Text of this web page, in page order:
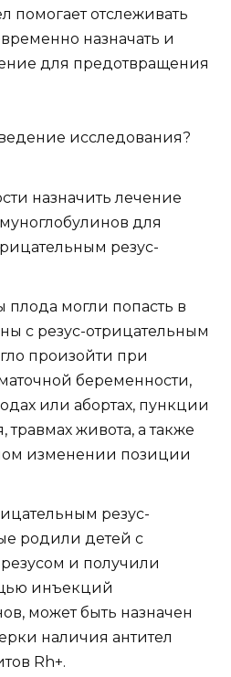
помогает отслеживать
назначать и
для предотвращения
исследования?
назначить лечение
для
резус-
плода могли попасть в
с резус-отрицательным
произойти при
беременности,
или абортах, пункции
травмах живота, а также
изменении позиции
резус-
родили детей с
и получили
инъекций
может быть назначен
наличия антител
Rh+.